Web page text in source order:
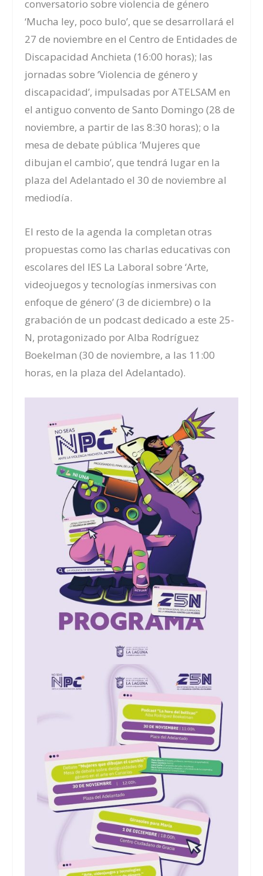
conversatorio sobre violencia de género
‘Mucha ley, poco bulo’, que se desarrollará el
27 de noviembre en el Centro de Entidades de
Discapacidad Anchieta (16:00 horas); las
jornadas sobre ‘Violencia de género y
discapacidad’, impulsadas por ATELSAM en
el antiguo convento de Santo Domingo (28 de
noviembre, a partir de las 8:30 horas); o la
mesa de debate pública ‘Mujeres que
dibujan el cambio’, que tendrá lugar en la
plaza del Adelantado el 30 de noviembre al
mediodía.
El resto de la agenda la completan otras
propuestas como las charlas educativas con
escolares del IES La Laboral sobre ‘Arte,
videojuegos y tecnologías inmersivas con
enfoque de género’ (3 de diciembre) o la
grabación de un podcast dedicado a este 25-
N, protagonizado por Alba Rodríguez
Boekelman (30 de noviembre, a las 11:00
horas, en la plaza del Adelantado).